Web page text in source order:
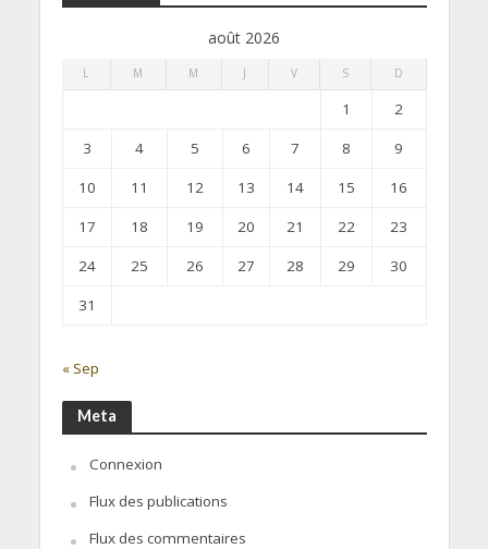
août 2026
L M M J V S D
1
2
3
4 5 6 7 8
9
10
11 12 13 14 15
16
17
18 19 20 21 22
23
24
25 26 27 28 29
30
31
« Sep
Meta
Connexion
Flux des publications
Flux des commentaires